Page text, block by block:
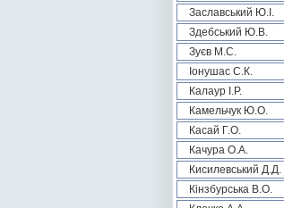
Заславський Ю.І.
Здебський Ю.В.
Зуєв М.С.
Іонушас С.К.
Калаур І.Р.
Камельчук Ю.О.
Касай Г.О.
Качура О.А.
Кисилевський Д.Д.
Кінзбурська В.О.